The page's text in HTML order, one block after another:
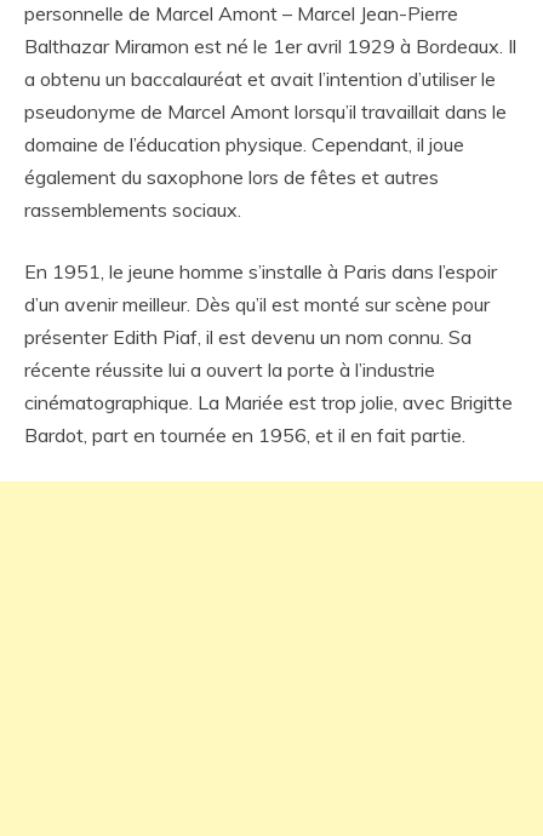
personnelle de Marcel Amont – Marcel Jean-Pierre
Balthazar Miramon est né le 1er avril 1929 à Bordeaux. Il
a obtenu un baccalauréat et avait l’intention d’utiliser le
pseudonyme de Marcel Amont lorsqu’il travaillait dans le
domaine de l’éducation physique. Cependant, il joue
également du saxophone lors de fêtes et autres
rassemblements sociaux.
En 1951, le jeune homme s’installe à Paris dans l’espoir
d’un avenir meilleur. Dès qu’il est monté sur scène pour
présenter Edith Piaf, il est devenu un nom connu. Sa
récente réussite lui a ouvert la porte à l’industrie
cinématographique. La Mariée est trop jolie, avec Brigitte
Bardot, part en tournée en 1956, et il en fait partie.